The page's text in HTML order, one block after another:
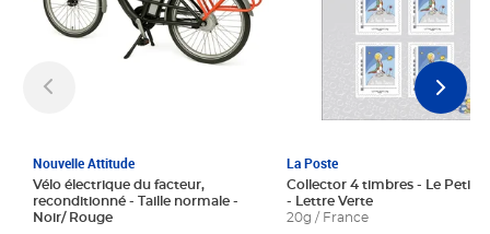
Nouvelle Attitude
Vélo électrique du facteur,
reconditionné - Taille normale -
Noir/ Rouge
La Poste
Collector 4 timbres - Le Petit
- Lettre Verte
20g / France